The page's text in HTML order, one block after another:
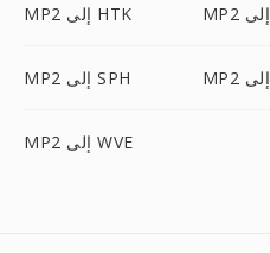
MP2 إلى HTK
MP2 إلى SPH
MP2 إلى WVE